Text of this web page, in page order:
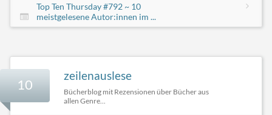
Top Ten Thursday #792 ~ 10
meistgelesene Autor:innen im ...
10
zeilenauslese
Bücherblog mit Rezensionen über Bücher aus
allen Genre...